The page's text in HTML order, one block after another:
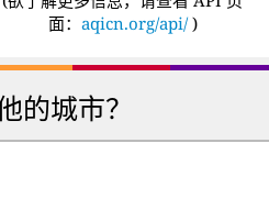
面： aqicn.org/api/ )
的城市？